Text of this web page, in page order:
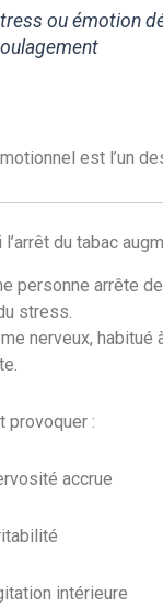
ou émotion
est l’un
l’arrêt du tabac
personne arrête
stress.
nerveux, habitué
provoquer :
accrue
intérieure